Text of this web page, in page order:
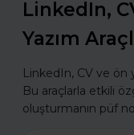
LinkedIn,
Yazım
LinkedIn, CV ve ön
Bu araçlarla etkili
oluşturmanın püf